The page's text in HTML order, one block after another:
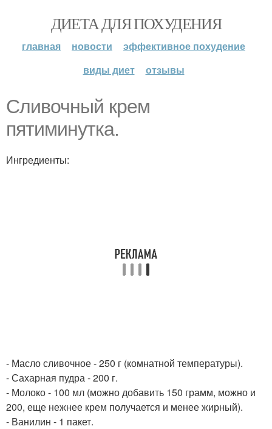
ДИЕТА ДЛЯ ПОХУДЕНИЯ
главная новости
эффективное похудение
виды диет
отзывы
Сливочный крем
пятиминутка.
Ингредиенты:
- Масло сливочное - 250 г (комнатной температуры).
- Сахарная пудра - 200 г.
- Молоко - 100 мл (можно добавить 150 грамм, можно и
200, еще нежнее крем получается и менее жирный).
- Ванилин - 1 пакет.